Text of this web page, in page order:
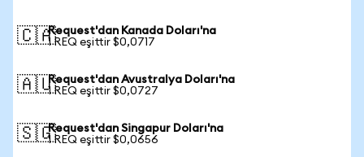
🇨🇦Request'dan Kanada Doları'na
1 REQ eşittir $0,0717
🇦🇺Request'dan Avustralya Doları'na
1 REQ eşittir $0,0727
🇸🇬Request'dan Singapur Doları'na
1 REQ eşittir $0,0656